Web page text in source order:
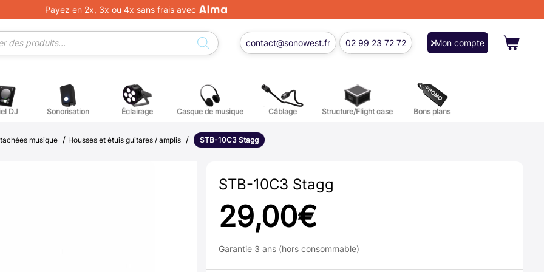
Payez en 2x, 3x ou 4x sans frais avec
contact@sonowest.fr 02 99 23 72 72 Mon compte
voix Percussions
DJ
DJ
Sonorisation Éclairage Casque de musique Câblage Structure/Flight case Bons plans
musique / Housses et étuis guitares / amplis / STB-10C3 Stagg
STB-10C3 Stagg
29,00€
Garantie 3 ans (hors consommable)